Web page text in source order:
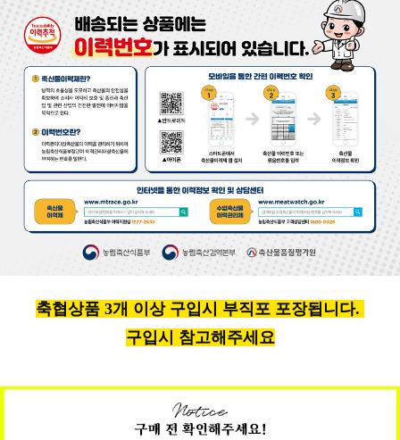
축협상품 3개 이상 구입시 부직포 포장됩니다.
구입시 참고해주세요